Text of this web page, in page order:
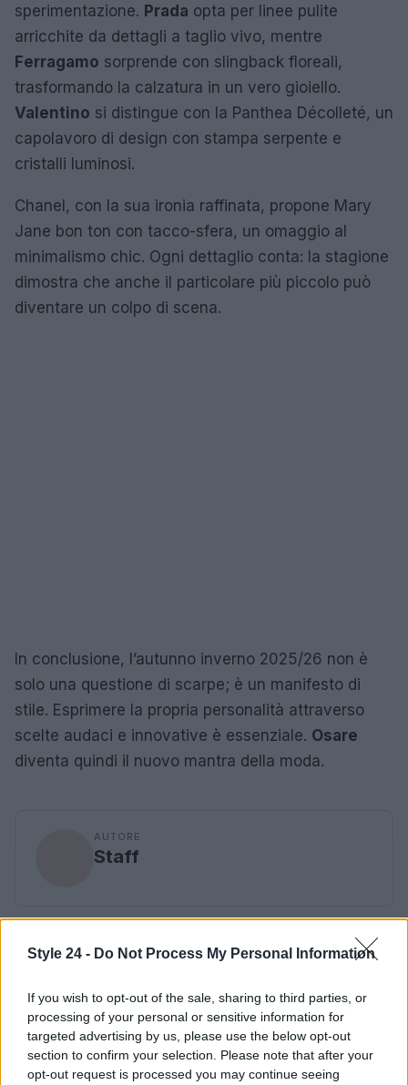
Style 24 - Do Not Process My Personal Information
If you wish to opt-out of the sale, sharing to third parties, or
processing of your personal or sensitive information for
targeted advertising by us, please use the below opt-out
section to confirm your selection. Please note that after your
opt-out request is processed you may continue seeing
sperimentazione. Prada opta per linee pulite
arricchite da dettagli a taglio vivo, mentre
Ferragamo sorprende con slingback floreali,
trasformando la calzatura in un vero gioiello.
Valentino si distingue con la Panthea Décolleté, un
capolavoro di design con stampa serpente e
cristalli luminosi.
Chanel, con la sua ironia raffinata, propone Mary
Jane bon ton con tacco-sfera, un omaggio al
minimalismo chic. Ogni dettaglio conta: la stagione
dimostra che anche il particolare più piccolo può
diventare un colpo di scena.
In conclusione, l’autunno inverno 2025/26 non è
solo una questione di scarpe; è un manifesto di
stile. Esprimere la propria personalità attraverso
scelte audaci e innovative è essenziale. Osare
diventa quindi il nuovo mantra della moda.
AUTORE
Staff